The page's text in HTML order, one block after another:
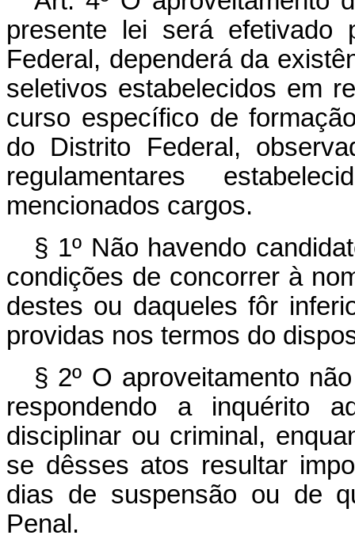
presente lei será efetivado
Federal, dependerá da
seletivos estabelecidos em
curso específico de
do Distrito Federal,
regulamentares
mencionados cargos.
§ 1º Não havendo
condições de concorrer à
destes ou daqueles fôr
providas nos termos do
§ 2º O aproveitamento
respondendo a inquérito
disciplinar ou criminal,
se dêsses atos resultar
dias de suspensão ou de
Penal.